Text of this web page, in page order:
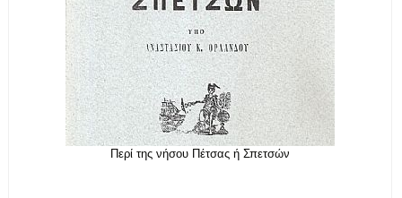
Περί της νήσου Πέτσας ή Σπετσών